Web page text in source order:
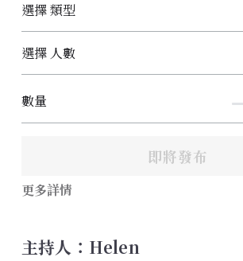
選擇 類型
選擇 人數
數量
即將發布
更多詳情
主持人：Helen